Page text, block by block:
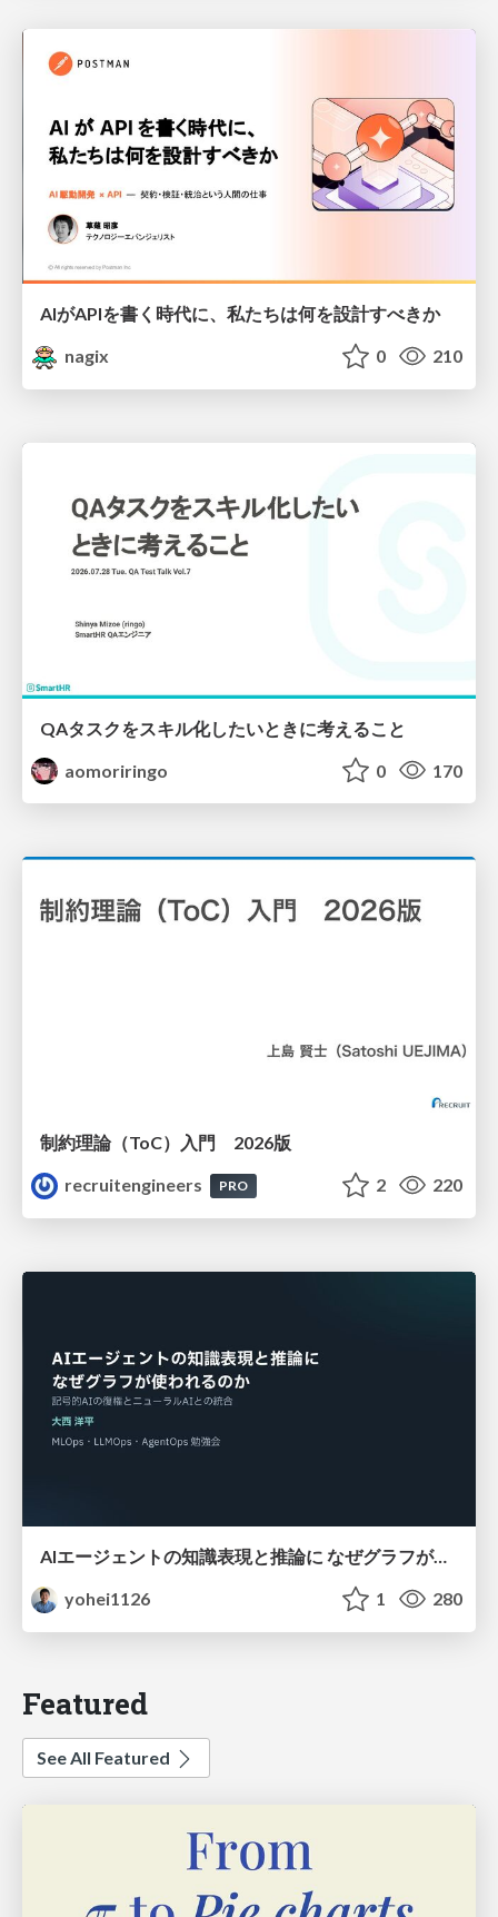
AIがAPIを書く時代に、私たちは何を設計すべきか
nagix
0 210
QAタスクをスキル化したいときに考えること
aomoriringo
0 170
制約理論（ToC）入門 2026版
recruitengineers
PRO 2 220
AIエージェントの知識表現と推論に なぜグラフが使われるのか - 記号的AIの復権とニューラルAIとの統合
yohei1126
1 280
Featured
See All Featured